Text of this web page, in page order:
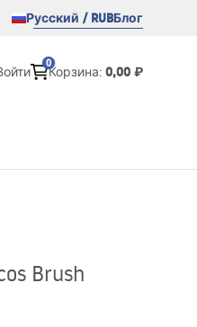
Русский / RUBБлог
0
Корзина: 0,00 ₽
Brush